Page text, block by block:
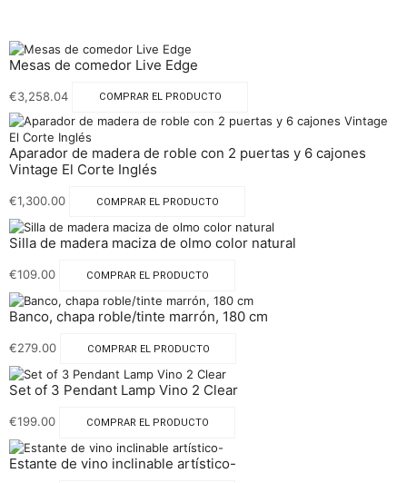
Mesas de comedor Live Edge
€3,258.04 COMPRAR EL PRODUCTO
Aparador de madera de roble con 2 puertas y 6 cajones
Vintage El Corte Inglés
€1,300.00 COMPRAR EL PRODUCTO
Silla de madera maciza de olmo color natural
€109.00 COMPRAR EL PRODUCTO
Banco, chapa roble/tinte marrón, 180 cm
€279.00 COMPRAR EL PRODUCTO
Set of 3 Pendant Lamp Vino 2 Clear
€199.00 COMPRAR EL PRODUCTO
Estante de vino inclinable artístico-